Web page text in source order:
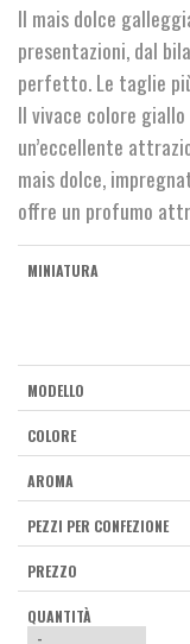
Il mais dolce
presentazioni, dal
perfetto. Le taglie
Il vivace colore
un’eccellente
mais dolce,
offre un profumo
-